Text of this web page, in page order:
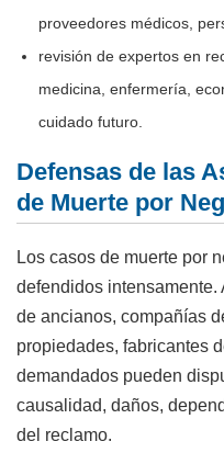
proveedores médicos,
revisión de expertos en
medicina, enfermería,
cuidado futuro.
Defensas de las
de Muerte por
Los casos de muerte por
defendidos
de ancianos, compañías
propiedades, fabricantes
demandados pueden
causalidad, daños,
del reclamo.